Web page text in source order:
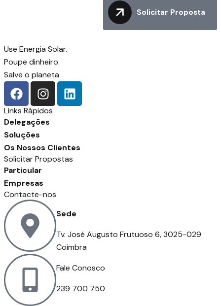
Solicitar Proposta
Use Energia Solar.
Poupe dinheiro.
Salve o planeta
Links Rápidos
Delegações
Soluções
Os Nossos Clientes
Solicitar Propostas
Particular
Empresas
Contacte-nos
Sede
Tv. José Augusto Frutuoso 6, 3025-029
Coimbra
Fale Conosco
239 700 750